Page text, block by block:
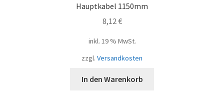
Hauptkabel 1150mm
8,12€
inkl. 19 % MwSt.
zzgl. Versandkosten
In den Warenkorb